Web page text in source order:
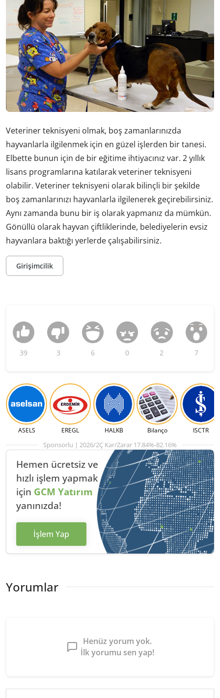
Veteriner teknisyeni olmak, boş zamanlarınızda
hayvanlarla ilgilenmek için en güzel işlerden bir tanesi.
Elbette bunun için de bir eğitime ihtiyacınız var. 2 yıllık
lisans programlarına katılarak veteriner teknisyeni
olabilir. Veteriner teknisyeni olarak bilinçli bir şekilde
boş zamanlarınızı hayvanlarla ilgilenerek geçirebilirsiniz.
Aynı zamanda bunu bir iş olarak yapmanız da mümkün.
Gönüllü olarak hayvan çiftliklerinde, belediyelerin evsiz
hayvanlara baktığı yerlerde çalışabilirsiniz.
Girişimcilik
39 3 6 0 2 7
ASELS EREGL HALKB Bilanço ISCTR
Sponsorlu | 2026/2Ç Kar/Zarar 17.84%-82.16%
Hemen ücretsiz ve
hızlı işlem yapmak
için GCM Yatırım
yanınızda!
İşlem Yap
Yorumlar
Henüz yorum yok.
İlk yorumu sen yap!